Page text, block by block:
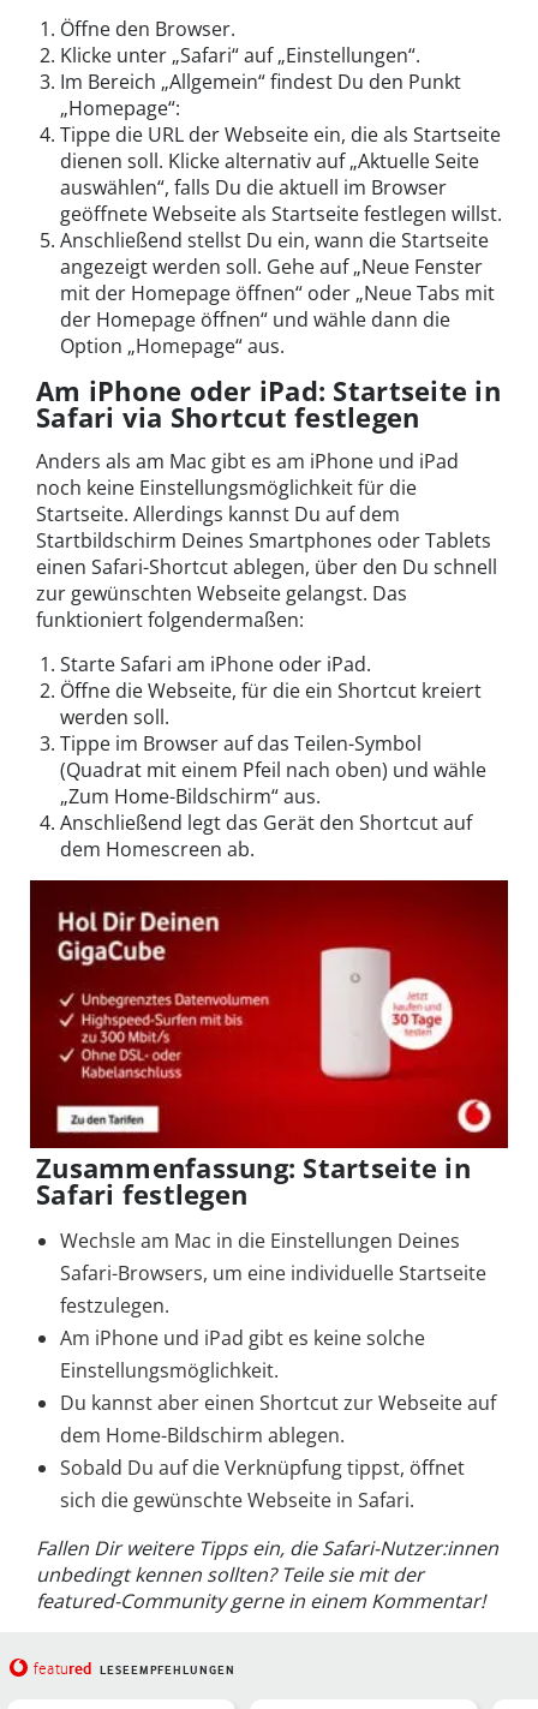
Öffne den Browser.
Klicke unter „Safari“ auf „Einstellungen“.
Im Bereich „Allgemein“ findest Du den Punkt
„Homepage“:
Tippe die URL der Webseite ein, die als Startseite
dienen soll. Klicke alternativ auf „Aktuelle Seite
auswählen“, falls Du die aktuell im Browser
geöffnete Webseite als Startseite festlegen willst.
Anschließend stellst Du ein, wann die Startseite
angezeigt werden soll. Gehe auf „Neue Fenster
mit der Homepage öffnen“ oder „Neue Tabs mit
der Homepage öffnen“ und wähle dann die
Option „Homepage“ aus.
Am iPhone oder iPad: Startseite in
Safari via Shortcut festlegen
Anders als am Mac gibt es am iPhone und iPad
noch keine Einstellungsmöglichkeit für die
Startseite. Allerdings kannst Du auf dem
Startbildschirm Deines Smartphones oder Tablets
einen Safari-Shortcut ablegen, über den Du schnell
zur gewünschten Webseite gelangst. Das
funktioniert folgendermaßen:
Starte Safari am iPhone oder iPad.
Öffne die Webseite, für die ein Shortcut kreiert
werden soll.
Tippe im Browser auf das Teilen-Symbol
(Quadrat mit einem Pfeil nach oben) und wähle
„Zum Home-Bildschirm“ aus.
Anschließend legt das Gerät den Shortcut auf
dem Homescreen ab.
Zusammenfassung: Startseite in
Safari festlegen
Wechsle am Mac in die Einstellungen Deines
Safari-Browsers, um eine individuelle Startseite
festzulegen.
Am iPhone und iPad gibt es keine solche
Einstellungsmöglichkeit.
Du kannst aber einen Shortcut zur Webseite auf
dem Home-Bildschirm ablegen.
Sobald Du auf die Verknüpfung tippst, öffnet
sich die gewünschte Webseite in Safari.
Fallen Dir weitere Tipps ein, die Safari-Nutzer:innen
unbedingt kennen sollten? Teile sie mit der
featured-Community gerne in einem Kommentar!
featured LESEEMPFEHLUNGEN